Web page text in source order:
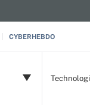
CYBERHEBDO